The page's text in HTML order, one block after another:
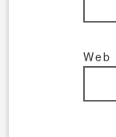
Web